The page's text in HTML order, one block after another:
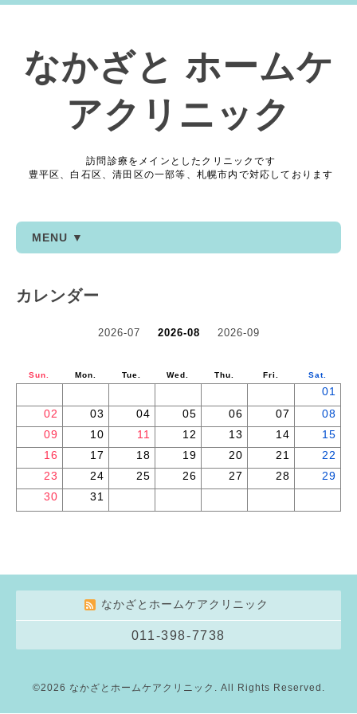
なかざと ホームケ
アクリニック
訪問診療をメインとしたクリニックです
豊平区、白石区、清田区の一部等、札幌市内で対応しております
MENU ▼
カレンダー
2026-07 2026-08 2026-09
Sun. Mon. Tue. Wed. Thu. Fri. Sat.
01
02
03 04 05 06 07
08
09
10 11 12 13 14
15
16
17 18 19 20 21
22
23
24 25 26 27 28
29
30
31
なかざとホームケアクリニック
011-398-7738
©2026 なかざとホームケアクリニック . All Rights Reserved.